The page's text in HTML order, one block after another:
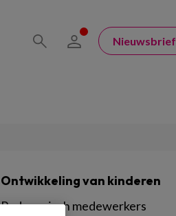
Nieuwsbrief
Ontwikkeling van kinderen
Pedagogisch medewerkers